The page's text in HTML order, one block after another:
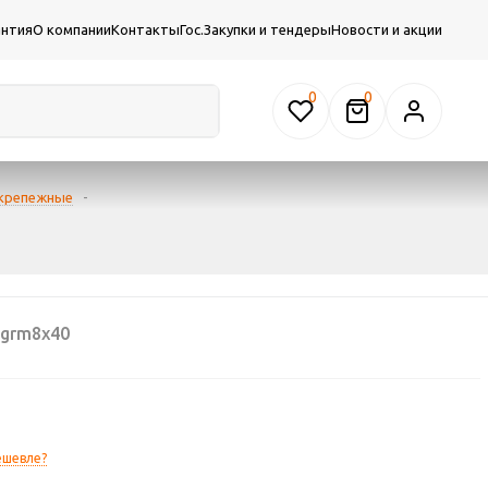
О компанииКонтактыГос.Закупки и тендерыНовости и акции
0
-